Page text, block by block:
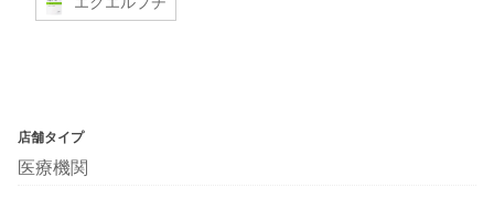
店舗タイプ
医療機関